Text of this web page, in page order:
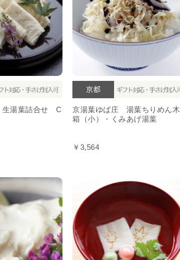
湯葉詰合せ C
京湯葉ゆば庄 湯葉ちりめん木
箱（小）・くみあげ湯葉
￥3,564